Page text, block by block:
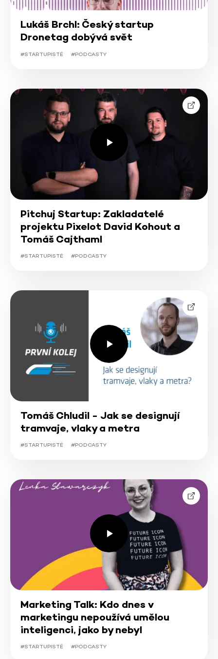
Lukáš Brchl: Český startup
Dronetag dobývá svět
#STARTUPISTÉ #PODCASTY
Pitchuj Startup: Zakladatelé
projektu Pixelot David Kohout a
Tomáš Cajthaml
#STARTUPISTÉ #PODCASTY
Tomáš Chludil - Jak se designují
tramvaje, vlaky a metra
#STARTUPISTÉ #PODCASTY
Marketing Talk: Kdo dnes v
marketingu nepoužívá umělou
inteligenci, jako by nebyl
#STARTUPISTÉ #PODCASTY